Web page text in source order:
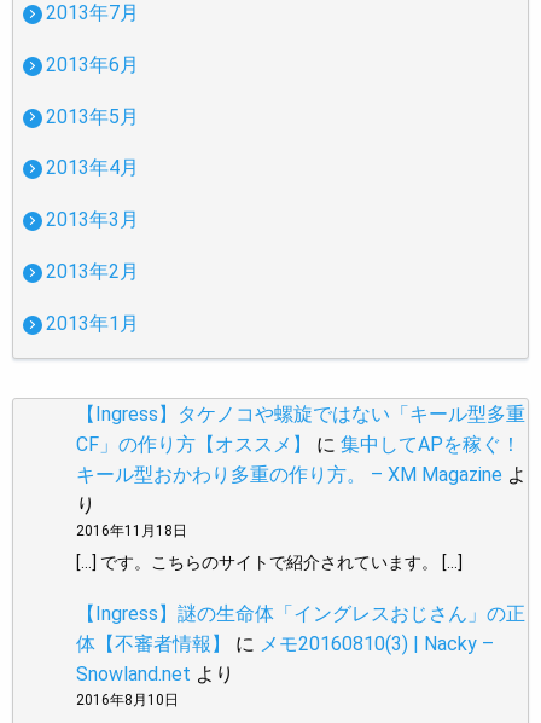
2013年7月
2013年6月
2013年5月
2013年4月
2013年3月
2013年2月
2013年1月
【Ingress】タケノコや螺旋ではない「キール型多重
CF」の作り方【オススメ】
に 集中してAPを稼ぐ！
キール型おかわり多重の作り方。 – XM Magazine よ
り
2016年11月18日
[…] です。こちらのサイトで紹介されています。 […]
【Ingress】謎の生命体「イングレスおじさん」の正
体【不審者情報】
に メモ20160810(3) | Nacky –
Snowland.net より
2016年8月10日